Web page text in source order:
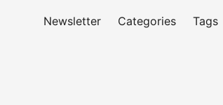
Newsletter Categories Tags